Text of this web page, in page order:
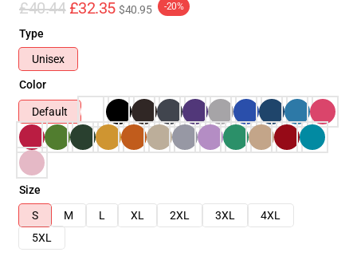
£40.44 £32.35 $40.95 -20%
Type
Unisex
Color
Default
Size
S
M L XL 2XL 3XL
4XL
5XL